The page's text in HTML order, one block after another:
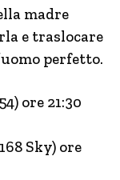
madre
e traslocare
perfetto.
ore 21:30
Sky) ore